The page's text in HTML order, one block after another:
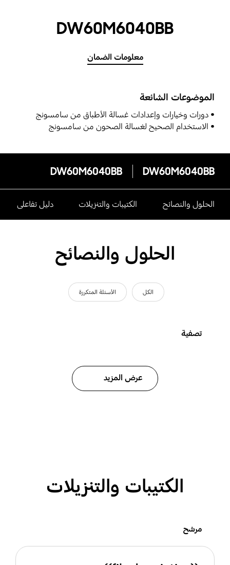
DW60M6040BB
معلومات الضمان
الموضوعات الشائعة
دورات وخيارات وإعدادات غسالة الأطباق من سامسونج
الاستخدام الصحيح لغسالة الصحون من سامسونج
DW60M6040BB
DW60M6040BB
الحلول والنصائح الكتيبات والتنزيلات دليل تفاعلى
الحلول والنصائح
الكل الأسئلة المتكررة
تصفية
عرض المزيد
الكتيبات والتنزيلات
مرشح